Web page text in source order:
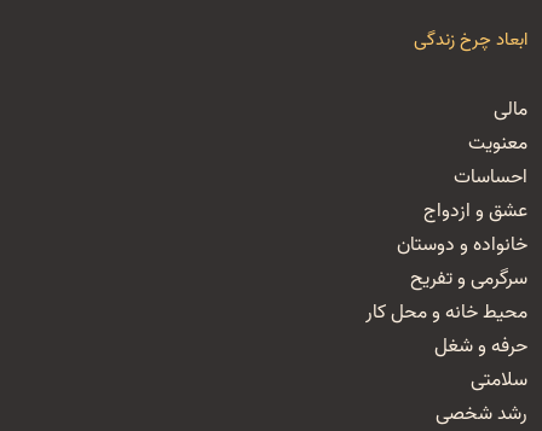
ابعاد چرخ زندگی
مالی
معنویت
احساسات
عشق و ازدواج
خانواده و دوستان
سرگرمی و تفریح
محیط خانه و محل کار
حرفه و شغل
سلامتی
رشد شخصی